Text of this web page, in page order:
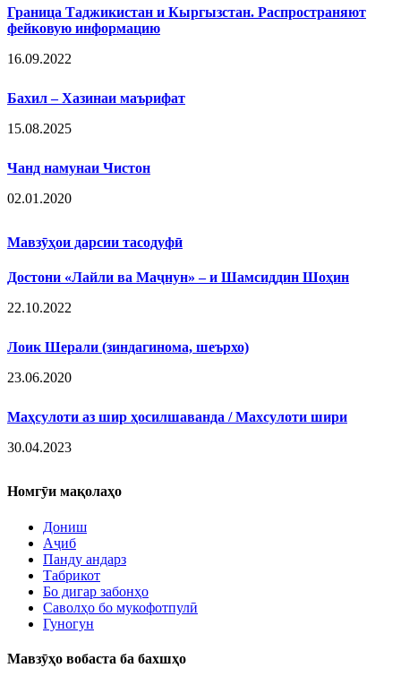
Граница Таджикистан и Кыргызстан. Распространяют
фейковую информацию
16.09.2022
Бахил – Хазинаи маърифат
15.08.2025
Чанд намунаи Чистон
02.01.2020
Мавзӯҳои дарсии тасодуфӣ
Достони «Лайли ва Маҷнун» – и Шамсиддин Шоҳин
22.10.2022
Лоик Шерали (зиндагинома, шеърхо)
23.06.2020
Маҳсулоти аз шир ҳосилшаванда / Махсулоти шири
30.04.2023
Номгӯи мақолаҳо
Дониш
Аҷиб
Панду андарз
Табрикот
Бо дигар забонҳо
Саволҳо бо мукофотпулӣ
Гуногун
Мавзӯҳо вобаста ба бахшҳо